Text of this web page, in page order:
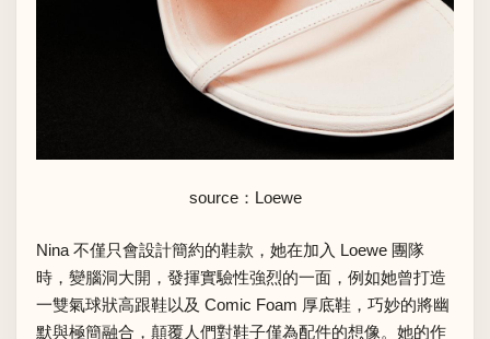
source：Loewe
Nina 不僅只會設計簡約的鞋款，她在加入 Loewe 團隊
時，變腦洞大開，發揮實驗性強烈的一面，例如她曾打造
一雙氣球狀高跟鞋以及 Comic Foam 厚底鞋，巧妙的將幽
默與極簡融合，顛覆人們對鞋子僅為配件的想像。她的作